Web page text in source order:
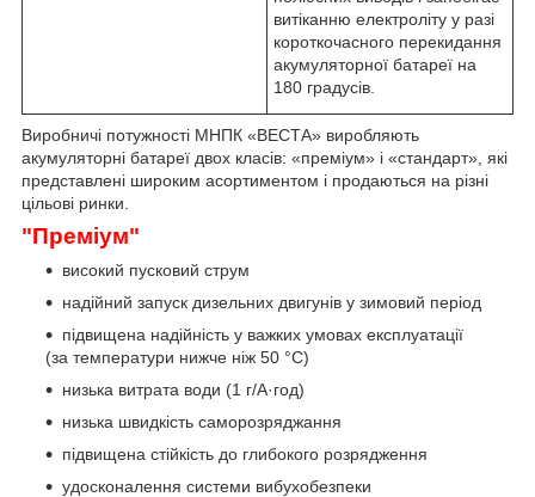
витіканню електроліту у разі
короткочасного перекидання
акумуляторної батареї на
180 градусів.
Виробничі потужності МНПК «ВЕСТА» виробляють
акумуляторні батареї двох класів: «преміум» і «стандарт», які
представлені широким асортиментом і продаються на різні
цільові ринки.
"Преміум"
високий пусковий струм
надійний запуск дизельних двигунів у зимовий період
підвищена надійність у важких умовах експлуатації
(за температури нижче ніж 50 °C)
низька витрата води (1 г/А·год)
низька швидкість саморозряджання
підвищена стійкість до глибокого розрядження
удосконалення системи вибухобезпеки